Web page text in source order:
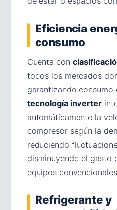
Eficiencia
consumo
Cuenta con
todos los mercados
garantizando consumo
tecnología inverter
automáticamente la
compresor según la
reduciendo
disminuyendo el gasto
equipos
Refrigerante y